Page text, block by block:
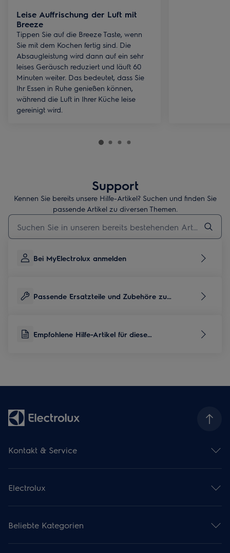
Leise Auffrischung der Luft mit
Breeze
Tippen Sie auf die Breeze Taste, wenn
Sie mit dem Kochen fertig sind. Die
Absaugleistung wird dann auf ein sehr
leises Geräusch reduziert und läuft 60
Minuten weiter. Das bedeutet, dass Sie
Ihr Essen in Ruhe genießen können,
während die Luft in Ihrer Küche leise
gereinigt wird.
Support
Kennen Sie bereits unsere Hilfe-Artikel? Suchen und finden Sie
passende Artikel zu diversen Themen.
Geben Sie den Suchbegriff für Support-Artikel ein
Bei MyElectrolux anmelden
Passende Ersatzteile und Zubehöre zu
Empfohlene Hilfe-Artikel für diese
Kontakt & Service
Serviceübersicht
Reparaturservice
Garantieverlängerung
Pflegeservice
Ersatzteile & Zubehör Shop
Electrolux
Kataloge & Broschüren
Über uns
Karriere
Beliebte Kategorien